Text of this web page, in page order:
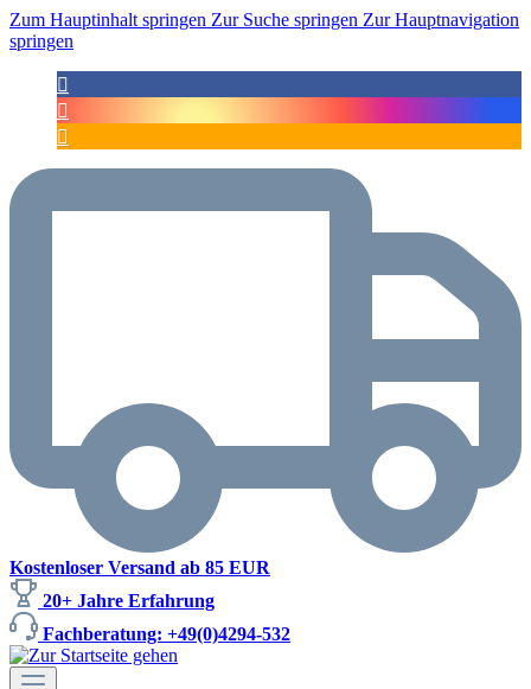
Zum Hauptinhalt springen Zur Suche springen Zur Hauptnavigation
springen
Kostenloser Versand ab 85 EUR
20+ Jahre Erfahrung
Fachberatung: +49(0)4294-532